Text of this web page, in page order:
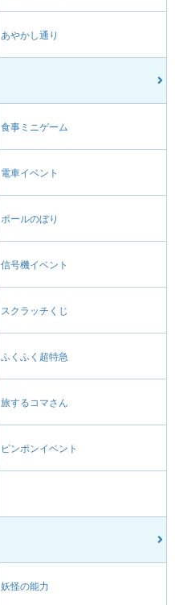
あやかし通り
食事ミニゲーム
電車イベント
ポールのぼり
信号機イベント
スクラッチくじ
ふくふく超特急
旅するコマさん
ピンポンイベント
妖怪の能力